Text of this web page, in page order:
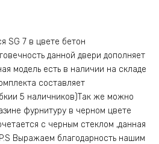
SG 7 в цвете бетон
данной двери дополняет
модель есть в наличии на складе
составляет
5 наличников)Так же можно
фурнитуру в черном цвете
с черным стеклом ,данная
Выражаем благодарность нашим